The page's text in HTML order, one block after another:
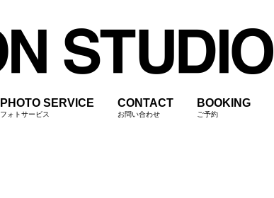
PHOTO SERVICE
フォトサービス
CONTACT
お問い合わせ
BOOKING
ご予約